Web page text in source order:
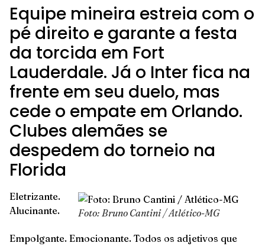
Equipe mineira estreia com o
pé direito e garante a festa
da torcida em Fort
Lauderdale. Já o Inter fica na
frente em seu duelo, mas
cede o empate em Orlando.
Clubes alemães se
despedem do torneio na
Florida
Foto: Bruno Cantini / Atlético-MG
Eletrizante.
Alucinante.
Empolgante. Emocionante. Todos os adjetivos que